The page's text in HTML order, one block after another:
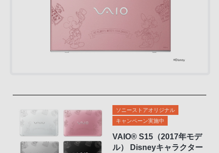
ソニーストアオリジナル
キャンペーン実施中
VAIO® S15（2017年モデ
ル） Disneyキャラクター